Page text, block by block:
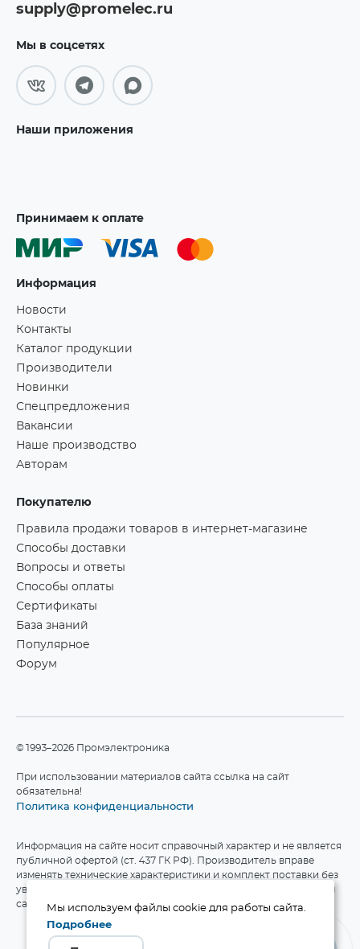
supply@promelec.ru
Мы в соцсетях
Наши приложения
Принимаем к оплате
Информация
Новости
Контакты
Каталог продукции
Производители
Новинки
Спецпредложения
Вакансии
Наше производство
Авторам
Покупателю
Правила продажи товаров в интернет-магазине
Способы доставки
Вопросы и ответы
Способы оплаты
Сертификаты
База знаний
Популярное
Форум
©1993–2026 Промэлектроника
При использовании материалов сайта ссылка на сайт
обязательна!
Политика конфиденциальности
Информация на сайте носит справочный характер и не является
публичной офертой (ст. 437 ГК РФ). Производитель вправе
изменять технические характеристики и комплект поставки без
уведомления. Актуальные данные приведены на официальном
сайте производителя.
Мы используем файлы cookie для работы сайта.
Подробнее